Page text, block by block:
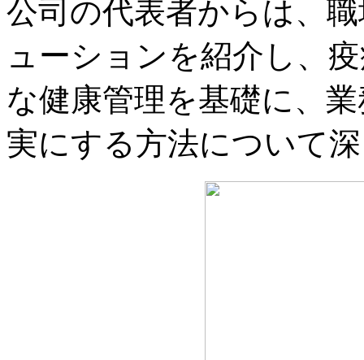
公司の代表者からは、
ューションを紹介し、
な健康管理を基礎に、
実にする方法について